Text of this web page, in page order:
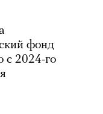
фонд
с 2024-го